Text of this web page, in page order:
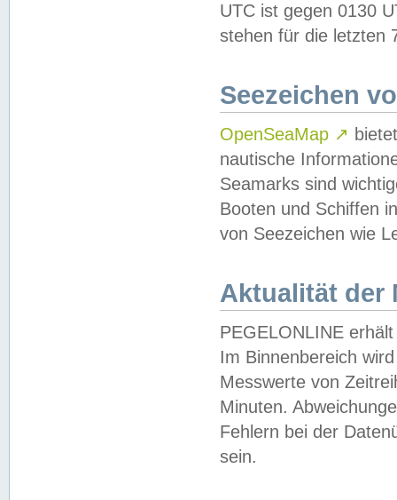
UTC ist gegen 0130
stehen für die letzten
Seezeichen
OpenSeaMap ↗
nautische
Seamarks sind
Booten und Schiffen
von Seezeichen wie
Aktualität der
PEGELONLINE
Im Binnenbereich
Messwerte von
Minuten.
Fehlern bei der
sein.